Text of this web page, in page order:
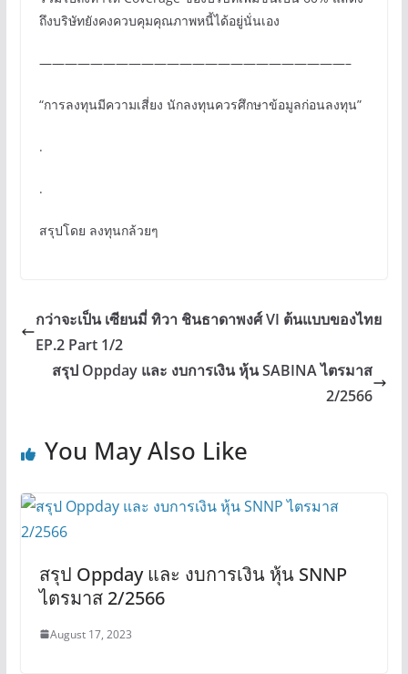
ถึงบริษัทยังคงควบคุมคุณภาพหนี้ได้อยู่นั่นเอง
————————————————————————–
“การลงทุนมีความเสี่ยง นักลงทุนควรศึกษาข้อมูลก่อนลงทุน”
.
.
สรุปโดย ลงทุนกล้วยๆ
กว่าจะเป็น เซียนมี่ ทิวา ชินธาดาพงศ์ VI ต้นแบบของไทย
EP.2 Part 1/2
สรุป Oppday และ งบการเงิน หุ้น SABINA ไตรมาส
2/2566
You May Also Like
สรุป Oppday และ งบการเงิน หุ้น SNNP
ไตรมาส 2/2566
August 17, 2023